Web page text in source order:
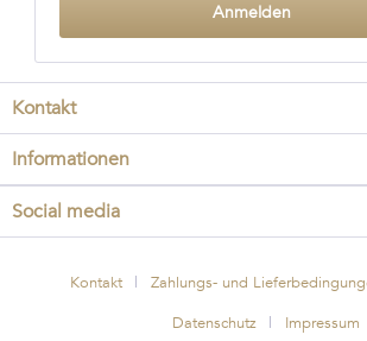
Anmelden
Kontakt
Informationen
Social media
Kontakt Zahlungs- und
Datenschutz
Impressum